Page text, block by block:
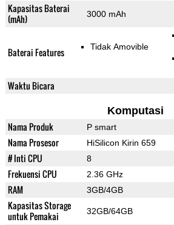
Kapasitas Baterai
(mAh)
3000 mAh
Baterai Features Tidak Amovible
Waktu Bicara
Komputasi
Nama Produk P smart
Nama Prosesor HiSilicon Kirin 659
# Inti CPU 8
Frekuensi CPU 2.36 GHz
RAM 3GB/4GB
Kapasitas Storage
untuk Pemakai
32GB/64GB